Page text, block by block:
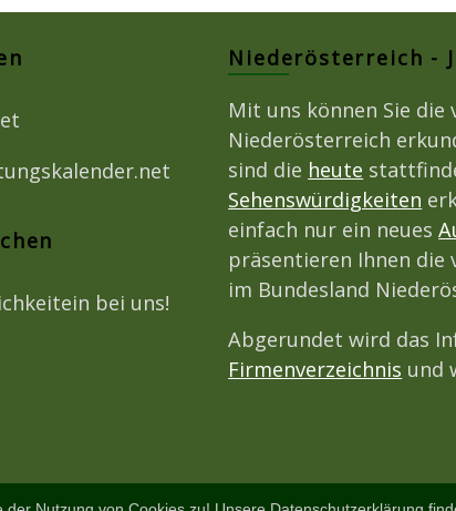
bei uns!
Niederösterreich -
Mit uns können Sie
Niederösterreich
sind die heute
Sehenswürdigkeiten
einfach nur ein neues
präsentieren Ihnen
im Bundesland
Abgerundet wird das
Firmenverzeichnis und